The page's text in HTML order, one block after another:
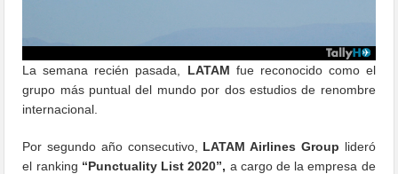
La semana recién pasada, LATAM fue reconocido como el
grupo más puntual del mundo por dos estudios de renombre
internacional.
Por segundo año consecutivo, LATAM Airlines Group lideró
el ranking “Punctuality List 2020”, a cargo de la empresa de